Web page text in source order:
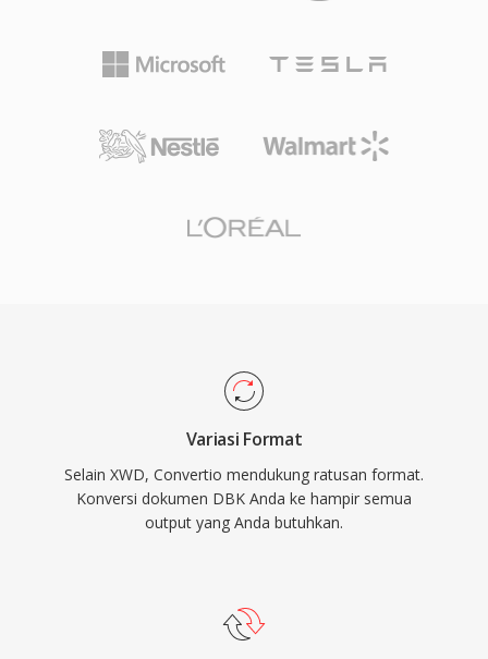
Variasi Format
Selain XWD, Convertio mendukung ratusan format.
Konversi dokumen DBK Anda ke hampir semua
output yang Anda butuhkan.